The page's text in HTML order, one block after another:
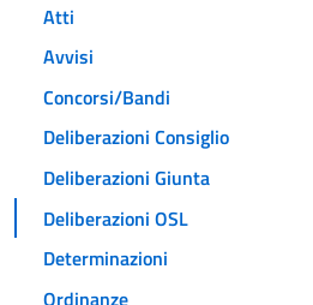
Atti
Avvisi
Concorsi/Bandi
Deliberazioni Consiglio
Deliberazioni Giunta
Deliberazioni OSL
Determinazioni
Ordinanze